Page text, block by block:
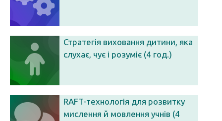
Стратегія виховання дитини, яка
слухає, чує і розуміє (4 год.)
RAFT-технологія для розвитку
мислення й мовлення учнів (4